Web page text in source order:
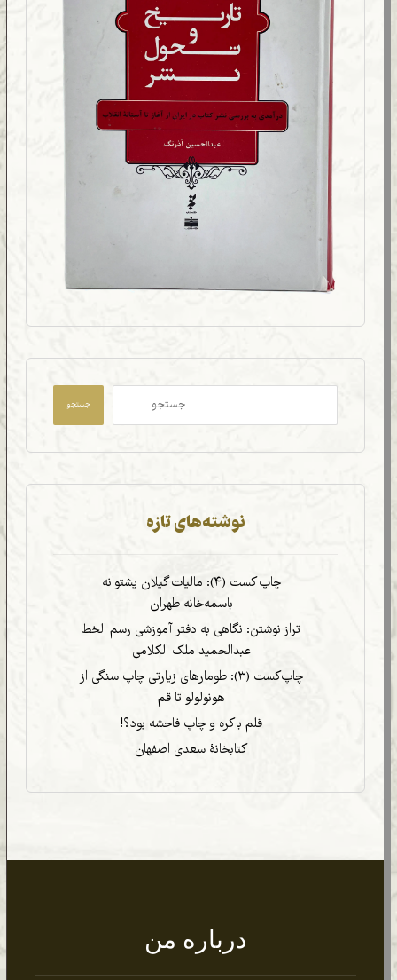
جستجو
نوشته‌های تازه
چاپ کست (۴): مالیات گیلان پشتوانه
باسمه‌خانه طهران
تراز نوشتن: نگاهی به دفتر آموزشی رسم الخط
عبدالحمید ملک الکلامی
چاپ‌کست (۳): طومارهای زیارتی چاپ سنگی از
هونولولو تا قم
قلم باکره و چاپ فاحشه بود؟!
کتابخانۀ سعدی اصفهان
درباره من